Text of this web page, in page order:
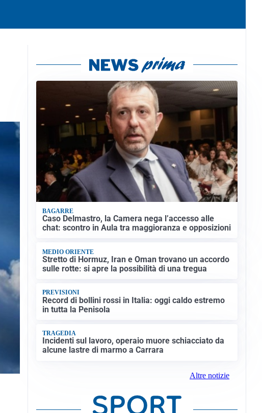
BAGARRE
Caso Delmastro, la Camera nega l’accesso alle
chat: scontro in Aula tra maggioranza e opposizioni
MEDIO ORIENTE
Stretto di Hormuz, Iran e Oman trovano un accordo
sulle rotte: si apre la possibilità di una tregua
PREVISIONI
Record di bollini rossi in Italia: oggi caldo estremo
in tutta la Penisola
TRAGEDIA
Incidenti sul lavoro, operaio muore schiacciato da
alcune lastre di marmo a Carrara
Altre notizie